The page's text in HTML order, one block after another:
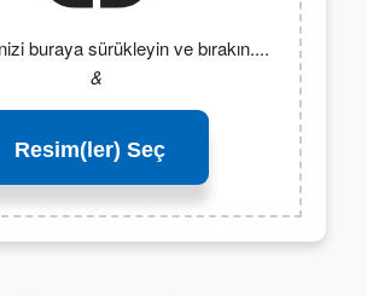
buraya sürükleyin ve bırakın....
&
Resim(ler) Seç